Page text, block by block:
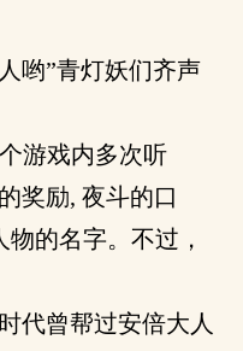
哟”青灯妖们齐声
游戏内多次听
奖励, 夜斗的口
的名字。不过，
代曾帮过安倍大人